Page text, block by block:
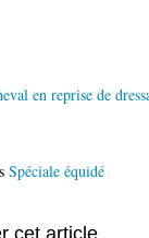
Spéciale équidé
cet article